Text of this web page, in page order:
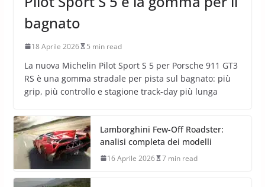
bagnato
18 Aprile 2026 5 min read
La nuova Michelin Pilot Sport S 5 per Porsche 911 GT3
RS è una gomma stradale per pista sul bagnato: più
grip, più controllo e stagione track-day più lunga
Lamborghini Few-Off Roadster:
analisi completa dei modelli
16 Aprile 2026 7 min read